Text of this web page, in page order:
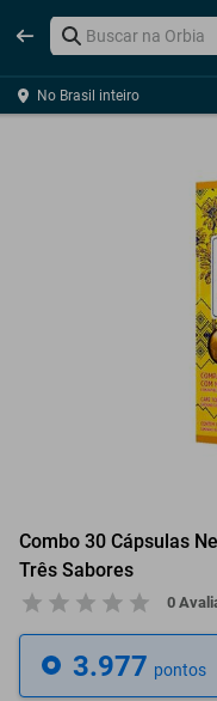
No Brasil inteiro
Combo 30 Cápsulas
Três Sabores
0
3.977 pontos